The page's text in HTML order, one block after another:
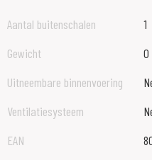
Aantal buitenschalen
1
Gewicht
0
Uitneembare binnenvoering
Ventilatiesysteem
EAN